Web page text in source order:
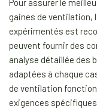
Pour assurer le
gaines de ventilation,
expérimentés est
peuvent fournir des
analyse détaillée des
adaptées à chaque
de ventilation
exigences